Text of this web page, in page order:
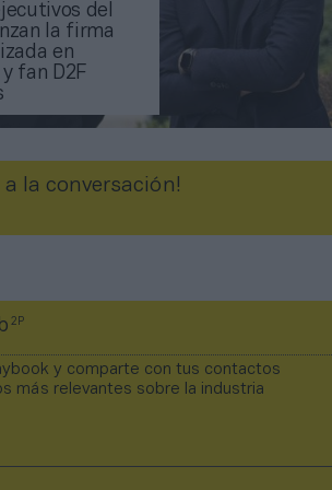
del
la firma
en
fan D2F
a la conversación!
2P
y comparte con tus contactos
más relevantes sobre la industria